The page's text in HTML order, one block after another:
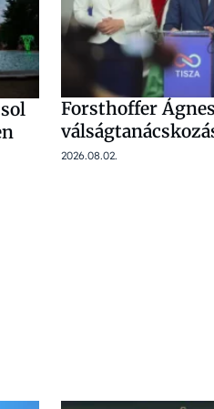
Forsthoffer
2026.08.02.